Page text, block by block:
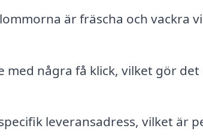
är fräscha och vackra
med några få klick, vilket gör det
leveransadress, vilket är